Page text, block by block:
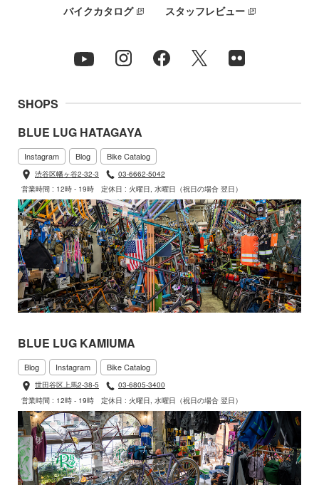
バイクカタログ スタッフレビュー
SHOPS
BLUE LUG HATAGAYA
Instagram Blog Bike Catalog
渋谷区幡ヶ谷2-32-3
03-6662-5042
営業時間 : 12時 - 19時
定休日 : 火曜日, 水曜日（祝日の場合 翌日）
BLUE LUG KAMIUMA
Blog Instagram Bike Catalog
世田谷区上馬2-38-5
03-6805-3400
営業時間 : 12時 - 19時
定休日 : 火曜日, 水曜日（祝日の場合 翌日）